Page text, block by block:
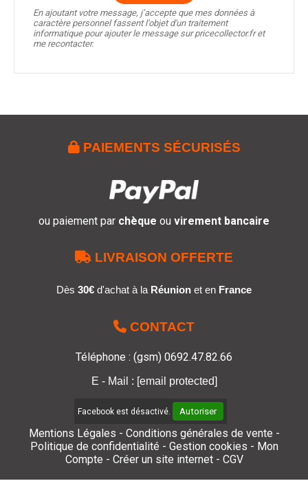
En ajoutant votre message, j’accepte que mes données à
caractère personnel fassent l'objet d'un traitement
informatique pour ajouter le message sur pricecollector.fr et
me recontacter.
 PAIEMENTS SÉCURISÉS
ou paiement par chèque ou virement bancaire
 LIVRAISON OFFERTE
Dès 30€ d'achat à la Réunion et en France
 CONTACT
Téléphone : (gsm) 0692.47.82.66
E - Mail : [email protected]
Facebook est désactivé. Autoriser
Mentions Légales
Conditions générales de vente
Politique de confidentialité
Gestion cookies
Mon
Compte
Créer un site internet CGV